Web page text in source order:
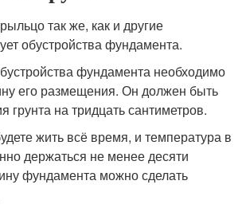
так же, как и другие
обустройства фундамента.
фундамента необходимо
его размещения. Он должен быть
грунта на тридцать сантиметров.
жить всё время, и температура в
держаться не менее десяти
фундамента можно сделать